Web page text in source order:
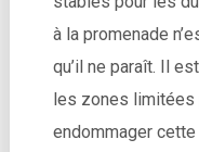
à la promenade
qu’il ne paraît. Il
les zones limitées
endommager